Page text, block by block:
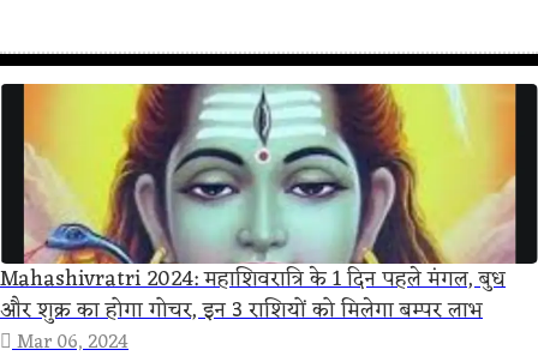
Mahashivratri 2024: महाशिवरात्रि के 1 दिन पहले मंगल, बुध
और शुक्र का होगा गोचर, इन 3 राशियों को मिलेगा बम्पर लाभ
Mar 06, 2024